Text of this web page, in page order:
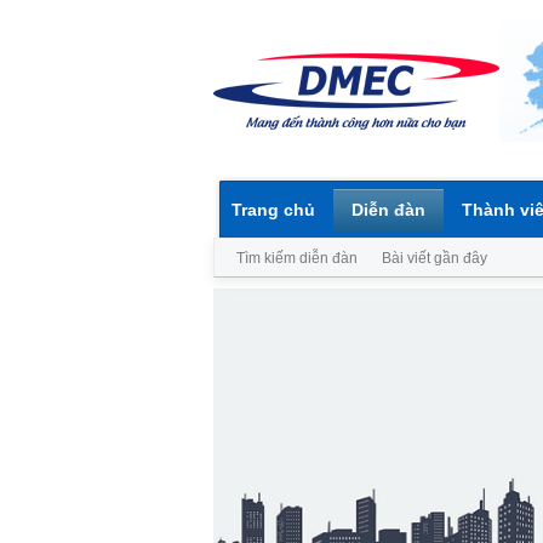
Trang chủ Diễn đàn
Tìm kiếm diễn đàn Bài viết gần đây
Thành